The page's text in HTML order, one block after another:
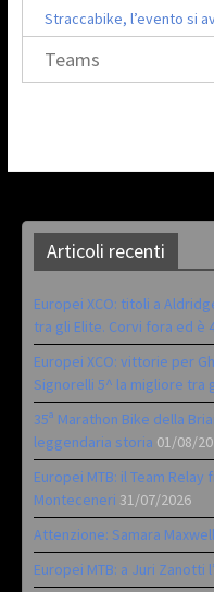
Straccabike, l’evento si
Teams
Articoli recenti
Europei XCO: titoli a
tra gli Elite. Corvi fora ed è
Europei XCO: vittorie per
Signorelli 5^ la migliore tra
35ª Marathon Bike della
leggendaria storia 01/08/
Europei MTB: il Team
Monteceneri 31/07/2026
Attenzione: Samara
Europei MTB: a Juri Zanotti